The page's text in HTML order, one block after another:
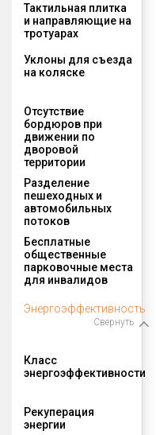
Тактильная плитка
и направляющие на
тротуарах
Уклоны для съезда
на коляске
Отсутствие
бордюров при
движении по
дворовой
территории
Разделение
пешеходных и
автомобильных
потоков
Бесплатные
общественные
парковочные места
для инвалидов
Энергоэффективность
Свернуть
Класс
энергоэффективности
Рекуперация
энергии